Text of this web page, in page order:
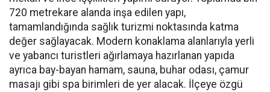
720 metrekare alanda inşa edilen yapı,
tamamlandığında sağlık turizmi noktasında katma
değer sağlayacak. Modern konaklama alanlarıyla yerli
ve yabancı turistleri ağırlamaya hazırlanan yapıda
ayrıca bay-bayan hamam, sauna, buhar odası, çamur
masajı gibi spa birimleri de yer alacak. İlçeye özgü